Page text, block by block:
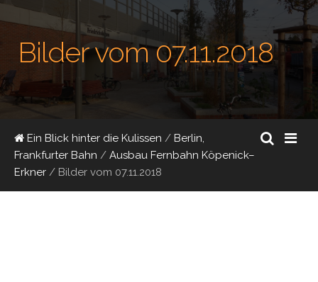
Bilder vom 07.11.2018
Ein Blick hinter die Kulissen / Berlin,
Frankfurter Bahn / Ausbau Fernbahn Köpenick–
Erkner / Bilder vom 07.11.2018